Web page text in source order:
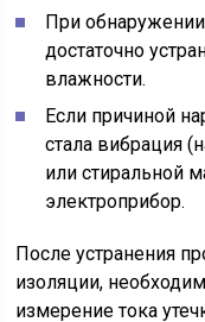
При обнаружении
достаточно
влажности.
Если причиной
стала вибрация
или стиральной
электроприбор.
После устранения
изоляции,
измерение тока